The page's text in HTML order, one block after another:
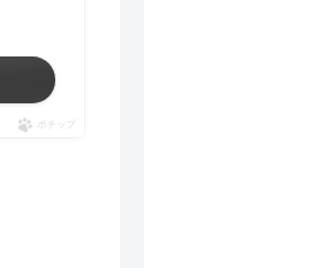
ポチップ